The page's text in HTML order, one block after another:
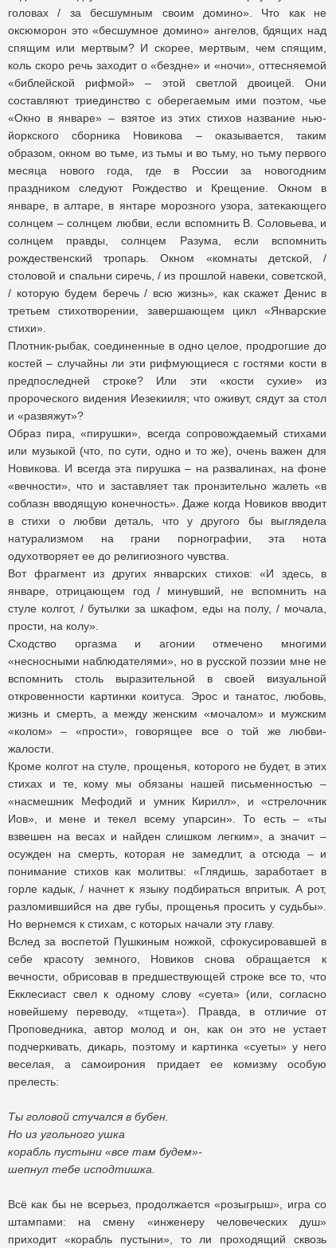
головах / за бесшумным своим домино». Что как не
оксюморон это «бесшумное домино» ангелов, бдящих над
спящим или мертвым? И скорее, мертвым, чем спящим,
коль скоро речь заходит о «бездне» и «ночи», оттесняемой
«библейской рифмой» – этой светлой двоицей. Они
составляют триединство с оберегаемым ими поэтом, чье
«Окно в январе» – взятое из этих стихов название нью-
йоркского сборника Новикова – оказывается, таким
образом, окном во тьме, из тьмы и во тьму, но тьму первого
месяца нового года, где в России за новогодним
праздником следуют Рождество и Крещение. Окном в
январе, в алтаре, в янтаре морозного узора, затекающего
солнцем – солнцем любви, если вспомнить В. Соловьева, и
солнцем правды, солнцем Разума, если вспомнить
рождественский тропарь. Окном «комнаты детской, /
столовой и спальни сиречь, / из прошлой навеки, советской,
/ которую будем беречь / всю жизнь», как скажет Денис в
третьем стихотворении, завершающем цикл «Январские
стихи».
Плотник-рыбак, соединенные в одно целое, продрогшие до
костей – случайны ли эти рифмующиеся с гостями кости в
предпоследней строке? Или эти «кости сухие» из
пророческого видения Иезекииля; что оживут, сядут за стол
и «развяжут»?
Образ пира, «пирушки», всегда сопровождаемый стихами
или музыкой (что, по сути, одно и то же), очень важен для
Новикова. И всегда эта пирушка – на развалинах, на фоне
«вечности», что и заставляет так пронзительно жалеть «в
соблазн вводящую конечность». Даже когда Новиков вводит
в стихи о любви деталь, что у другого бы выглядела
натурализмом на грани порнографии, эта нота
одухотворяет ее до религиозного чувства.
Вот фрагмент из других январских стихов: «И здесь, в
январе, отрицающем год / минувший, не вспомнить на
стуле колгот, / бутылки за шкафом, еды на полу, / мочала,
прости, на колу».
Сходство оргазма и агонии отмечено многими
«несносными наблюдателями», но в русской поэзии мне не
вспомнить столь выразительной в своей визуальной
откровенности картинки коитуса. Эрос и танатос, любовь,
жизнь и смерть, а между женским «мочалом» и мужским
«колом» – «прости», говорящее все о той же любви-
жалости.
Кроме колгот на стуле, прощенья, которого не будет, в этих
стихах и те, кому мы обязаны нашей письменностью –
«насмешник Мефодий и умник Кирилл», и «стрелочник
Иов», и мене и текел всему упарсин». То есть – «ты
взвешен на весах и найден слишком легким», а значит –
осужден на смерть, которая не замедлит, а отсюда – и
понимание стихов как молитвы: «Глядишь, заработает в
горле кадык, / начнет к языку подбираться впритык. А рот,
разломившийся на две губы, прощенья просить у судьбы».
Но вернемся к стихам, с которых начали эту главу.
Вслед за воспетой Пушкиным ножкой, сфокусировавшей в
себе красоту земного, Новиков снова обращается к
вечности, обрисовав в предшествующей строке все то, что
Екклесиаст свел к одному слову «суета» (или, согласно
новейшему переводу, «тщета»). Правда, в отличие от
Проповедника, автор молод и он, как он это не устает
подчеркивать, дикарь, поэтому и картинка «суеты» у него
веселая, а самоирония придает ее комизму особую
прелесть:
Ты головой стучался в бубен.
Но из угольного ушка
корабль пустыни «все там будем»-
шепнул тебе исподтишка.
Всё как бы не всерьез, продолжается «розыгрыш», игра со
штампами: на смену «инженеру человеческих душ»
приходит «корабль пустыни», то ли проходящий сквозь